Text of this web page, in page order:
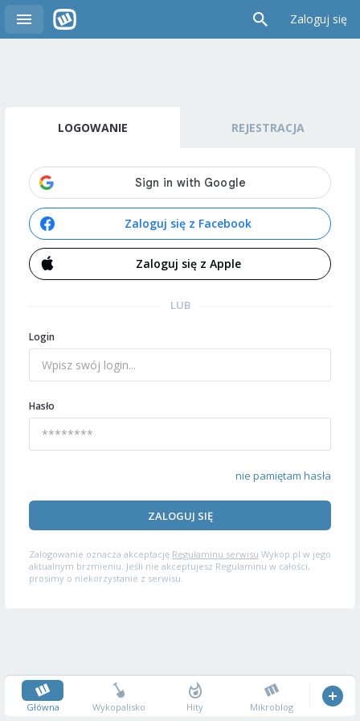
Zaloguj się
LOGOWANIE REJESTRACJA
Zaloguj się z Facebook
Zaloguj się z Apple
LUB
Login
Hasło
nie pamiętam hasła
ZALOGUJ SIĘ
Zalogowanie oznacza akceptację Regulaminu serwisu Wykop.pl w jego
aktualnym brzmieniu. Jeśli nie akceptujesz Regulaminu w całości,
prosimy o niekorzystanie z serwisu.
Główna Wykopalisko Hity Mikroblog